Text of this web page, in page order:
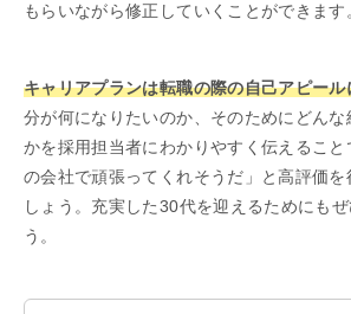
もらいながら修正していくことができます
キャリアプランは転職の際の自己アピー
分が何になりたいのか、そのためにどん
かを採用担当者にわかりやすく伝えること
の会社で頑張ってくれそうだ」と高評価
しょう。充実した30代を迎えるためにも
う。